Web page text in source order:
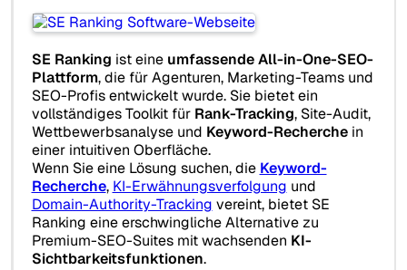
SE Ranking ist eine umfassende All-in-One-SEO-
Plattform, die für Agenturen, Marketing-Teams und
SEO-Profis entwickelt wurde. Sie bietet ein
vollständiges Toolkit für Rank-Tracking, Site-Audit,
Wettbewerbsanalyse und Keyword-Recherchein
einer intuitiven Oberfläche.
Wenn Sie eine Lösung suchen, die Keyword-
Recherche, KI-Erwähnungsverfolgung und
Domain-Authority-Tracking vereint, bietet SE
Ranking eine erschwingliche Alternative zu
Premium-SEO-Suites mit wachsenden KI-
Sichtbarkeitsfunktionen.